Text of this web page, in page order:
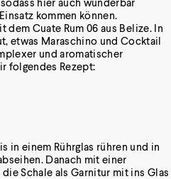
hier auch wunderbar
kommen können.
dem Cuate Rum 06 aus Belize. In
etwas Maraschino und Cocktail
und aromatischer
folgendes Rezept:
in einem Rührglas rühren und in
Danach mit einer
Schale als Garnitur mit ins Glas